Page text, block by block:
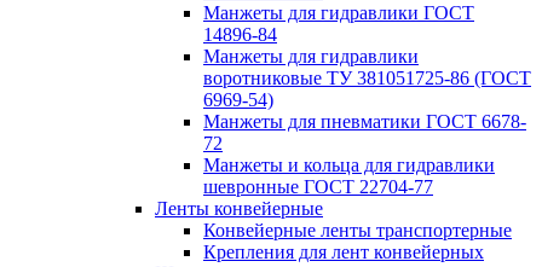
Манжеты для гидравлики ГОСТ
14896-84
Манжеты для гидравлики
воротниковые ТУ 381051725-86 (ГОСТ
6969-54)
Манжеты для пневматики ГОСТ 6678-
72
Манжеты и кольца для гидравлики
шевронные ГОСТ 22704-77
Ленты конвейерные
Конвейерные ленты транспортерные
Крепления для лент конвейерных